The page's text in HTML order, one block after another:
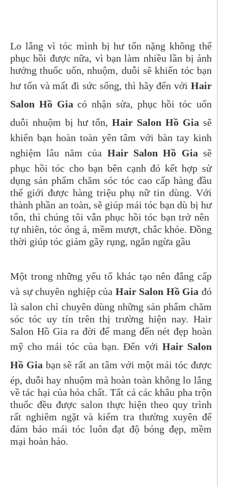
Lo lắng vì tóc mình bị hư tổn nặng không thể
phục hồi được nữa, vì bạn làm nhiều lần bị ảnh
hưởng thuốc uốn, nhuộm, duỗi sẽ khiến tóc bạn
hư tổn và mất đi sức sống, thì hãy đến với Hair
Salon Hồ Gia có nhận sửa, phục hồi tóc uốn
duỗi nhuộm bị hư tổn, Hair Salon Hồ Gia sẽ
khiến bạn hoàn toàn yên tâm với bàn tay kinh
nghiệm lâu năm của Hair Salon Hồ Gia sẽ
phục hồi tóc cho bạn bên cạnh đó kết hợp sử
dụng sản phẩm chăm sóc tóc cao cấp hàng đầu
thế giới được hàng triệu phụ nữ tin dùng. Với
thành phần an toàn, sẽ giúp mái tóc bạn dù bị hư
tổn, thì chúng tôi vẫn phục hồi tóc bạn trở nên
tự nhiên, tóc óng ả, mềm mượt, chắc khỏe. Đồng
thời giúp tóc giảm gãy rụng, ngăn ngừa gầu
Một trong những yếu tố khác tạo nên đẳng cấp
và sự chuyên nghiệp của Hair Salon Hồ Gia đó
là salon chỉ chuyên dùng những sản phẩm chăm
sóc tóc uy tín trên thị trường hiện nay. Hair
Salon Hồ Gia ra đời để mang đến nét đẹp hoàn
mỹ cho mái tóc của bạn. Đến với Hair Salon
Hồ Gia bạn sẽ rất an tâm với một mái tóc được
ép, duỗi hay nhuộm mà hoàn toàn không lo lắng
về tác hại của hóa chất. Tất cả các khâu pha trộn
thuốc đều được salon thực hiện theo quy trình
rất nghiêm ngặt và kiểm tra thường xuyên để
đảm bảo mái tóc luôn đạt độ bóng đẹp, mềm
mại hoàn hảo.